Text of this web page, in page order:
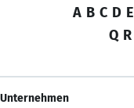
A B C D E
Q R
Unternehmen